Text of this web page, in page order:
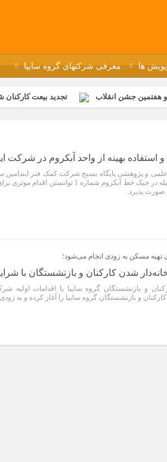
پویش ها معرفی شرکتهای گروه سایپا
هفتمین جشن انقلاب تجدید بیعت کارکنان
برگزار شد
نمازخانه فاطمیه مگاموتور تیم شهدای
استفاده بهینه از واحد آبکروم در شرکت
و پژوهشی پایگاه بسیج شرکت کمک فنر ایندامین
با بررسی تغییر در چیدمان میله در جیک خط
پذیرد.
تهیه مسکن به زودی انجام می‌شود؛
شدن کارکنان و بازنشستگان با
و بازنشستگان گروه سایپا با اقدامات اولیه
و بازنشستگان گروه سایپا را آغاز کرده و به